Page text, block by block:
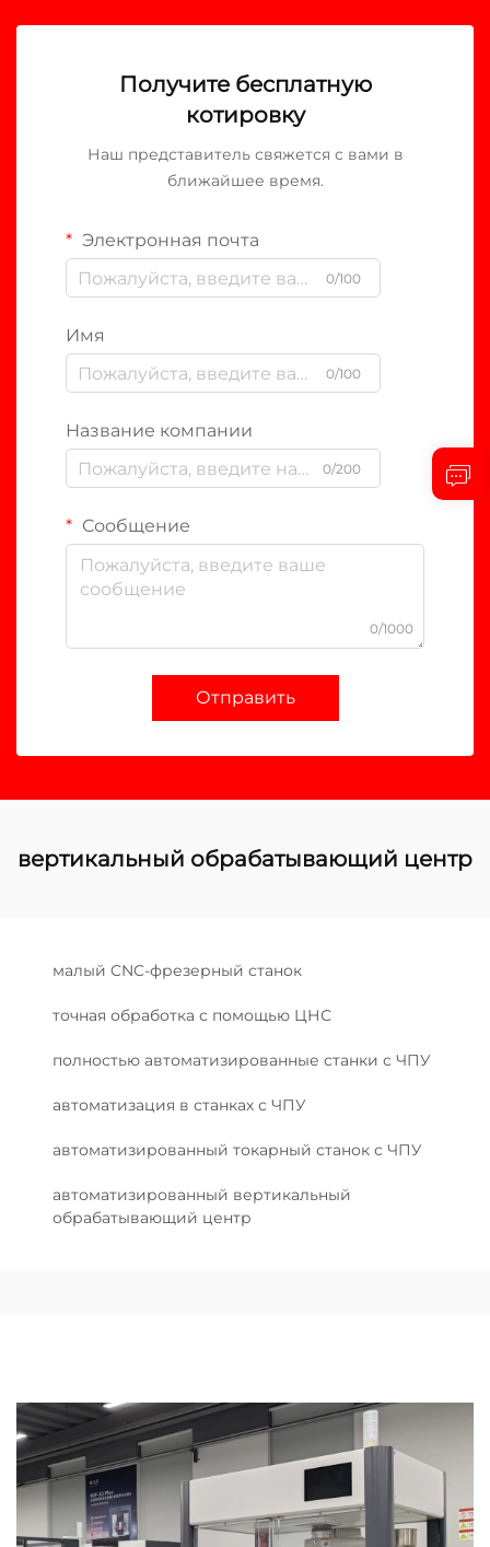
Получите бесплатную
котировку
Наш представитель свяжется с вами в
ближайшее время.
Электронная почта
0/100
Имя
0/100
Название компании
0/200
Сообщение
0/1000
Отправить
вертикальный обрабатывающий центр
малый CNC-фрезерный станок
точная обработка с помощью ЦНС
полностью автоматизированные станки с ЧПУ
автоматизация в станках с ЧПУ
автоматизированный токарный станок с ЧПУ
автоматизированный вертикальный
обрабатывающий центр